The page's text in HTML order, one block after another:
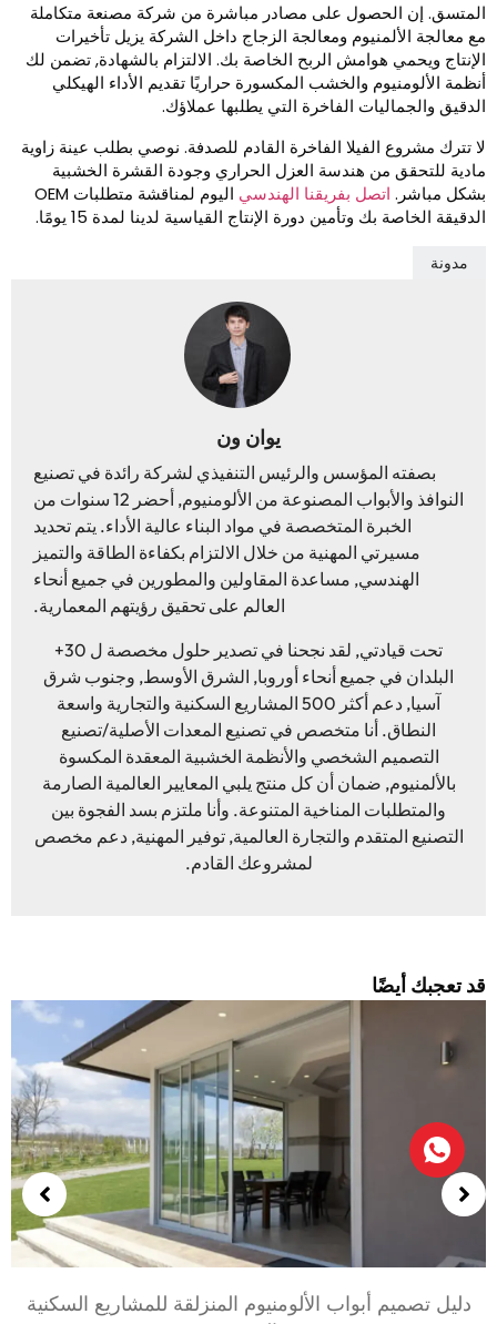
إن الحصول على مصادر مباشرة من شركة مصنعة متكاملة
معالجة الألمنيوم ومعالجة الزجاج داخل الشركة يزيل تأخيرات
ويحمي هوامش الربح الخاصة بك. الالتزام بالشهادة, تضمن لك
الألومنيوم والخشب المكسورة حراريًا تقديم الأداء الهيكلي
والجماليات الفاخرة التي يطلبها عملاؤك.
تترك مشروع الفيلا الفاخرة القادم للصدفة. نوصي بطلب عينة زاوية
للتحقق من هندسة العزل الحراري وجودة القشرة الخشبية
مباشر.اتصل بفريقنا الهندسي
اليوم لمناقشة متطلبات OEM
الخاصة بك وتأمين دورة الإنتاج القياسية لدينا لمدة 15 يومًا.
مدونة
يوان ون
بصفته المؤسس والرئيس التنفيذي لشركة رائدة في تصنيع
النوافذ والأبواب المصنوعة من الألومنيوم, أحضر 12 سنوات من
الخبرة المتخصصة في مواد البناء عالية الأداء. يتم تحديد
مسيرتي المهنية من خلال الالتزام بكفاءة الطاقة والتميز
الهندسي, مساعدة المقاولين والمطورين في جميع أنحاء
العالم على تحقيق رؤيتهم المعمارية.
تحت قيادتي, لقد نجحنا في تصدير حلول مخصصة ل 30+
البلدان في جميع أنحاء أوروبا, الشرق الأوسط, وجنوب شرق
آسيا, دعم أكثر 500 المشاريع السكنية والتجارية واسعة
النطاق. أنا متخصص في تصنيع المعدات الأصلية/تصنيع
التصميم الشخصي والأنظمة الخشبية المعقدة المكسوة
بالألمنيوم, ضمان أن كل منتج يلبي المعايير العالمية الصارمة
والمتطلبات المناخية المتنوعة. وأنا ملتزم بسد الفجوة بين
التصنيع المتقدم والتجارة العالمية, توفير المهنية, دعم مخصص
لمشروعك القادم.
تعجبك أيضًا
اختيار أبواب الألومنيوم لغرف النوم وغرف المعيشة: راحة,